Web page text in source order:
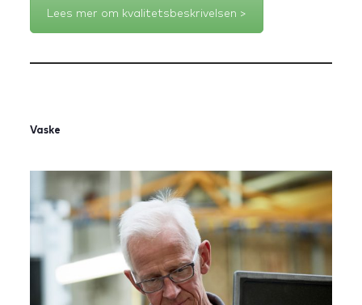
Lees mer om kvalitetsbeskrivelsen >
Vaske